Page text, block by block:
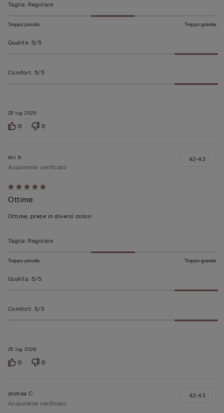
25 lug 2026
Taglia: Regolare
Troppo piccola Troppo grande
Qualità: 5/5
Comfort: 5/5
0 0
Valutato
5
su
25 lug 2026
evi b
Acquirente verificato
Ottime
Ottime, prese in diversi colori
42-43
Taglia: Regolare
Troppo piccola Troppo grande
Qualità: 5/5
Comfort: 5/5
0 0
andrea C
Acquirente verificato
42-43